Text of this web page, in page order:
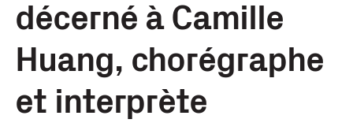
décerné à Camille
Huang, chorégraphe
et interprète